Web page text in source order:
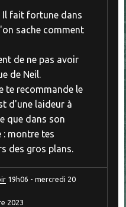
Il fait fortune dans
sache comment
de ne pas avoir
de Neil.
te recommande le
d'une laideur à
que dans son
montre tes
des gros plans.
19h06 - mercredi 20
2023